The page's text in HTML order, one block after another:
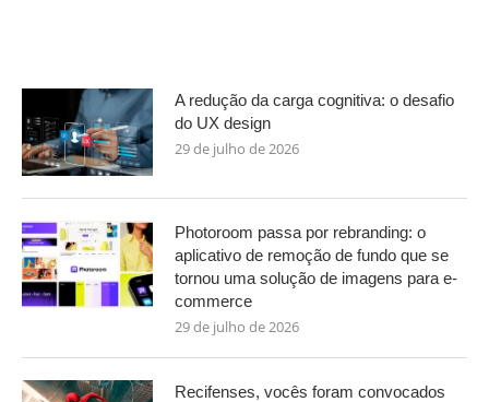
A redução da carga cognitiva: o desafio
do UX design
29 de julho de 2026
Photoroom passa por rebranding: o
aplicativo de remoção de fundo que se
tornou uma solução de imagens para e-
commerce
29 de julho de 2026
Recifenses, vocês foram convocados